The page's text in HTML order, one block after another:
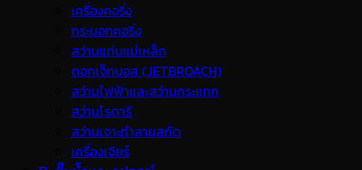
เครื่องคอริ่ง
กระบอกคอริ่ง
สว่านแท่นแม่เหล็ก
ดอกเจ็ทบอส (JETBROACH)
สว่านไฟฟ้าและสว่านกระแทก
สว่านโรตารี
สว่านเจาะทำลายสกัด
เครื่องเจียร์